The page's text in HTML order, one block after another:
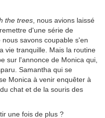
the trees , nous avions laissé
d'une série de
savons coupable s'en
vie tranquille. Mais la routine
sur l'annonce de Monica qui,
Samantha qui se
Monica à venir enquêter à
chat et de la souris des
une fois de plus ?